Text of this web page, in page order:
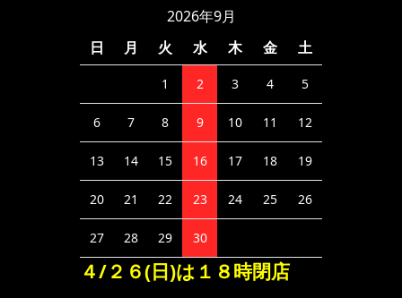
2026年9月
日
月 火 水 木 金 土
1 2 3 4 5
6 7 8 9 10 11 12
13 14 15 16 17 18 19
20 21 22 23 24 25 26
27 28 29 30
４/２６(日)は１８時閉店